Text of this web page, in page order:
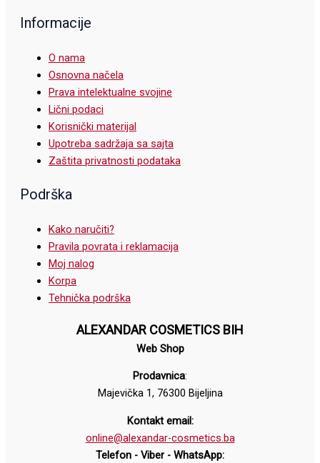
Informacije
O nama
Osnovna načela
Prava intelektualne svojine
Lični podaci
Korisnički materijal
Upotreba sadržaja sa sajta
Zaštita privatnosti podataka
Podrška
Kako naručiti?
Pravila povrata i reklamacija
Moj nalog
Korpa
Tehnička podrška
ALEXANDAR COSMETICS BIH
Web Shop
Prodavnica:
Majevička 1, 76300 Bijeljina
Kontakt email:
online@alexandar-cosmetics.ba
Telefon - Viber - WhatsApp: